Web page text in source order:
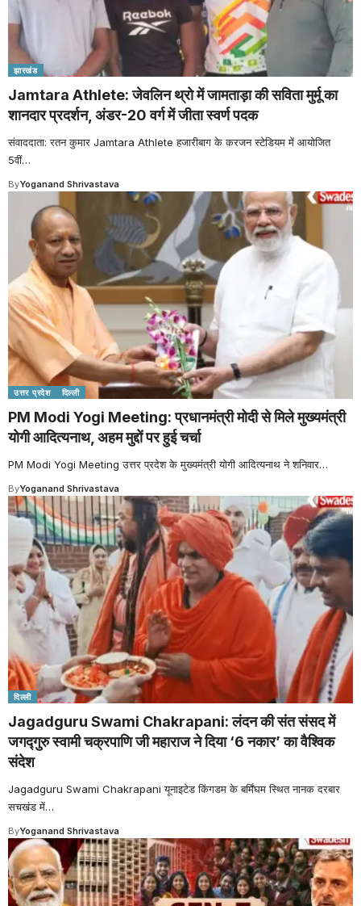
झारखंड
Jamtara Athlete: जेवलिन थ्रो में जामताड़ा की सविता मुर्मू का
शानदार प्रदर्शन, अंडर-20 वर्ग में जीता स्वर्ण पदक
संवाददाता: रतन कुमार Jamtara Athlete हजारीबाग के करजन स्टेडियम में आयोजित
5वीं…
ByYoganand Shrivastava
उत्तर प्रदेश दिल्ली
PM Modi Yogi Meeting: प्रधानमंत्री मोदी से मिले मुख्यमंत्री
योगी आदित्यनाथ, अहम मुद्दों पर हुई चर्चा
PM Modi Yogi Meeting उत्तर प्रदेश के मुख्यमंत्री योगी आदित्यनाथ ने शनिवार…
ByYoganand Shrivastava
दिल्ली
Jagadguru Swami Chakrapani: लंदन की संत संसद में
जगद्गुरु स्वामी चक्रपाणि जी महाराज ने दिया ‘6 नकार’ का वैश्विक
संदेश
Jagadguru Swami Chakrapani यूनाइटेड किंगडम के बर्मिंघम स्थित नानक दरबार
सचखंड में…
ByYoganand Shrivastava